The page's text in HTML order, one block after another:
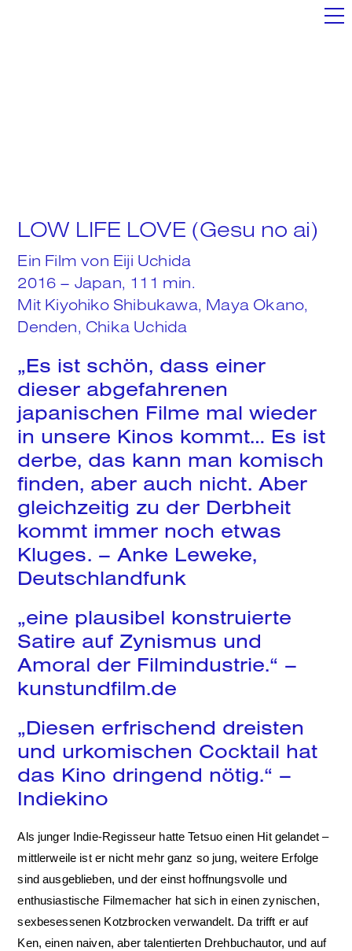
We
Search
LOW LIFE LOVE (Gesu no ai)
Ein Film von Eiji Uchida
2016 – Japan, 111 min.
Mit Kiyohiko Shibukawa, Maya Okano,
Denden, Chika Uchida
„Es ist schön, dass einer
dieser abgefahrenen
japanischen Filme mal wieder
in unsere Kinos kommt… Es ist
derbe, das kann man komisch
finden, aber auch nicht. Aber
gleichzeitig zu der Derbheit
kommt immer noch etwas
Kluges. – Anke Leweke,
Deutschlandfunk
„eine plausibel konstruierte
Satire auf Zynismus und
Amoral der Filmindustrie.“ –
kunstundfilm.de
„Diesen erfrischend dreisten
und urkomischen Cocktail hat
das Kino dringend nötig.“ –
Indiekino
Als junger Indie-Regisseur hatte Tetsuo einen Hit gelandet –
mittlerweile ist er nicht mehr ganz so jung, weitere Erfolge
sind ausgeblieben, und der einst hoffnungsvolle und
enthusiastische Filmemacher hat sich in einen zynischen,
sexbesessenen Kotzbrocken verwandelt. Da trifft er auf
Ken, einen naiven, aber talentierten Drehbuchautor, und auf